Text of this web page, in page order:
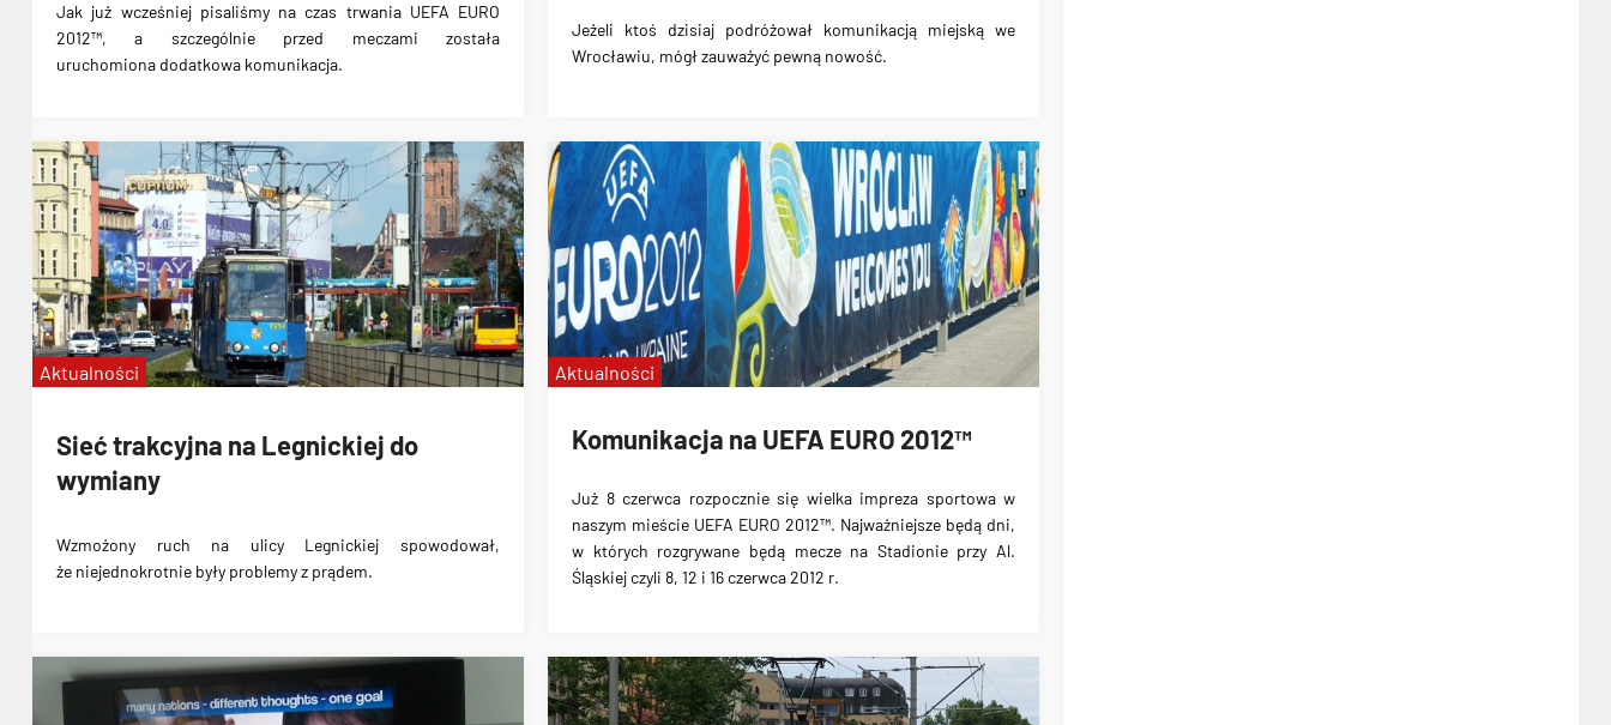
Jak już wcześniej pisaliśmy na czas trwania UEFA EURO
2012™, a szczególnie przed meczami została
uruchomiona dodatkowa komunikacja.
Jeżeli ktoś dzisiaj podróżował komunikacją miejską we
Wrocławiu, mógł zauważyć pewną nowość.
Sieć trakcyjna na Legnickiej do
wymiany
Wzmożony ruch na ulicy Legnickiej spowodował,
że niejednokrotnie były problemy z prądem.
Aktualności
Komunikacja na UEFA EURO 2012™
Już 8 czerwca rozpocznie się wielka impreza sportowaw
naszym mieście UEFA EURO 2012™. Najważniejsze będą dni,
w których rozgrywane będą meczena Stadionie przy Al.
Śląskiej czyli 8, 12 i 16 czerwca 2012 r.
Aktualności